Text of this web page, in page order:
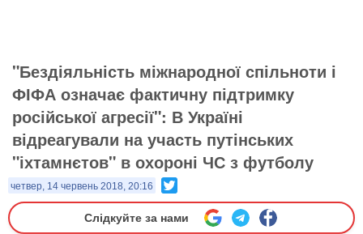
"Бездіяльність міжнародної спільноти і
ФІФА означає фактичну підтримку
російської агресії": В Україні
відреагували на участь путінських
"іхтамнєтов" в охороні ЧС з футболу
четвер, 14 червень 2018, 20:16
Слідкуйте за нами